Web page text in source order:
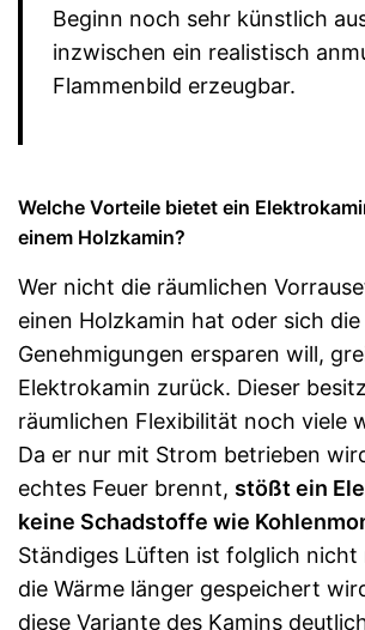
Beginn noch sehr künstlich
inzwischen ein realistisch
Flammenbild erzeugbar.
Welche Vorteile bietet ein
einem Holzkamin?
Wer nicht die räumlichen
einen Holzkamin hat oder sich
Genehmigungen ersparen will,
Elektrokamin zurück. Dieser
räumlichen Flexibilität noch viele
Da er nur mit Strom betrieben
echtes Feuer brennt, stößt ein
keine Schadstoffe wie
Ständiges Lüften ist folglich
die Wärme länger gespeichert
diese Variante des Kamins